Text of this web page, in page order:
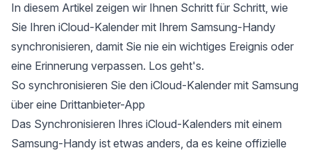
In diesem Artikel zeigen wir Ihnen Schritt für Schritt, wie
Sie Ihren iCloud-Kalender mit Ihrem Samsung-Handy
synchronisieren, damit Sie nie ein wichtiges Ereignis oder
eine Erinnerung verpassen. Los geht's.
So synchronisieren Sie den iCloud-Kalender mit Samsung
über eine Drittanbieter-App
Das Synchronisieren Ihres iCloud-Kalenders mit einem
Samsung-Handy ist etwas anders, da es keine offizielle